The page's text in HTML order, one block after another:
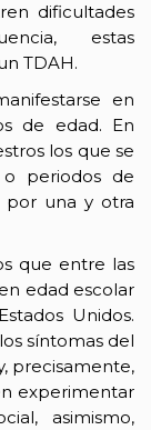
dificultades
estas
TDAH.
en
de edad. En
los que se
periodos de
por una y otra
que entre las
edad escolar
Unidos.
síntomas del
precisamente,
experimentar
asimismo,